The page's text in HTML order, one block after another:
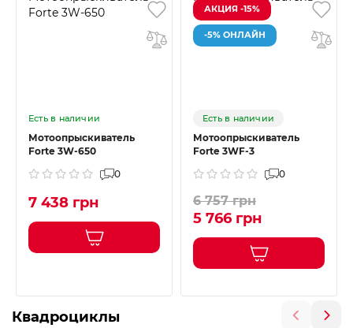
Есть в наличии
Мотоопрыскиватель
Forte 3W-650
0
7 438 грн
АКЦИЯ -15%
-5% ОНЛАЙН
Есть в наличии
Мотоопрыскиватель
Forte 3WF-3
0
6 757 грн
5 766 грн
Квадроциклы